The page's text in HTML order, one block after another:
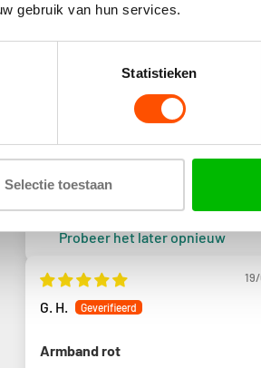
gebruik van hun services.
Statistieken
Selectie toestaan
Sort by
Helemaal blij mee, lekker sportief
makkelijk.
Beoordeling kon niet worden
Probeer het later opnieuw
G. H.
Armband rot